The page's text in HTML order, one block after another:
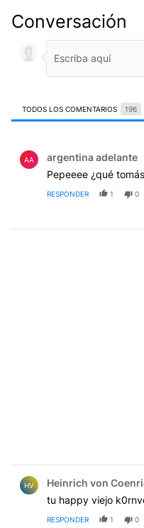
Conversación
TODOS LOS COMENTARIOS 196
AA argentina adelante
Pepeeee ¿qué
RESPONDER 1 0
HV Heinrich von
tu happy viejo
RESPONDER 1 0